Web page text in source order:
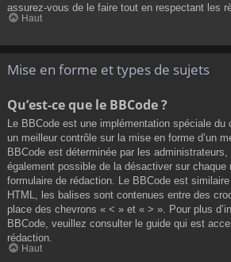
assurez-vous de le faire tout en respectant les
Haut
Mise en forme et types de sujets
Qu’est-ce que le BBCode ?
Le BBCode est une implémentation spéciale du
un meilleur contrôle sur la mise en forme d’un
BBCode est déterminée par les
également possible de la désactiver sur chaque
formulaire de rédaction. Le BBCode est
HTML, les balises sont contenues entre des
place des chevrons « < » et « > ». Pour plus
BBCode, veuillez consulter le guide qui est
rédaction.
Haut